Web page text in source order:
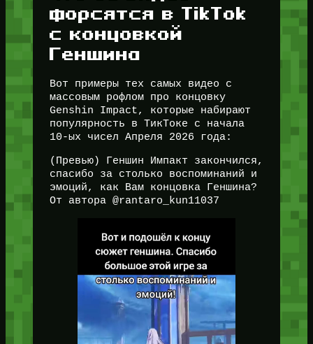
форсятся в TikTok
с концовкой
Геншина
Вот примеры тех самых видео с
массовым рофлом про концовку
Genshin Impact, которые набирают
популярность в ТикТоке с начала
10-ых чисел Апреля 2026 года:
(Превью) Геншин Импакт закончился,
спасибо за столько воспоминаний и
эмоций, как Вам концовка Геншина?
От автора @rantaro_kun11037